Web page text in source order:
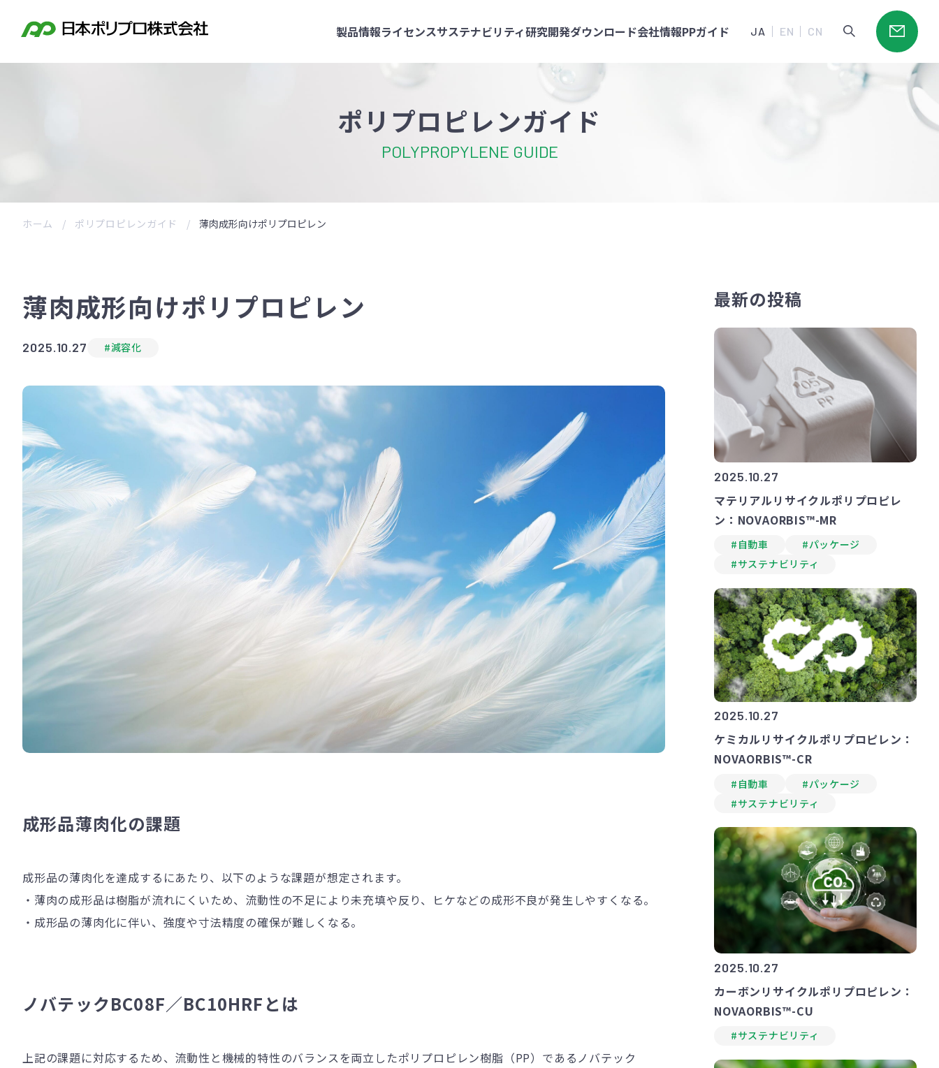
製品情報ライセンスサステナビリティ研究開発ダウンロード会社情報PPガイド JA EN CN
ポリプロピレンガイド
POLYPROPYLENE GUIDE
ホーム ポリプロピレンガイド 薄肉成形向けポリプロピレン
薄肉成形向けポリプロピレン
2025.10.27 #減容化
成形品薄肉化の課題
成形品の薄肉化を達成するにあたり、以下のような課題が想定されます。
・薄肉の成形品は樹脂が流れにくいため、流動性の不足により未充填や反り、ヒケなどの成形不良が発生しやすくなる。
・成形品の薄肉化に伴い、強度や寸法精度の確保が難しくなる。
ノバテックBC08F／BC10HRFとは
上記の課題に対応するため、流動性と機械的特性のバランスを両立したポリプロピレン樹脂（PP）であるノバテック
最新の投稿
2025.10.27
マテリアルリサイクルポリプロピレ
ン：NOVAORBIS™-MR
#自動車
#パッケージ
#サステナビリティ
2025.10.27
ケミカルリサイクルポリプロピレン：
NOVAORBIS™-CR
#自動車
#パッケージ
#サステナビリティ
2025.10.27
カーボンリサイクルポリプロピレン：
NOVAORBIS™-CU
#サステナビリティ